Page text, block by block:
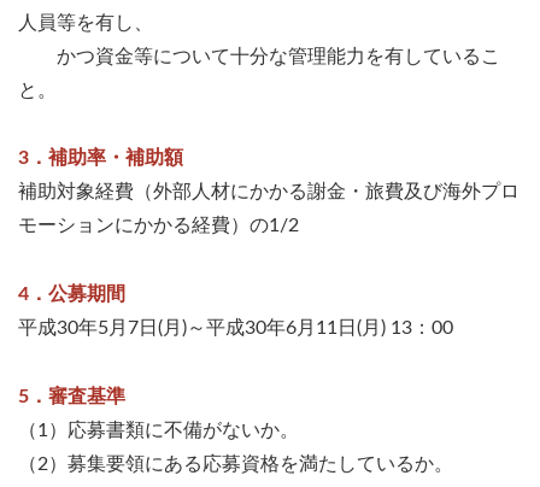
人員等を有し、
かつ資金等について十分な管理能力を有しているこ
と。
3．補助率・補助額
補助対象経費（外部人材にかかる謝金・旅費及び海外プロ
モーションにかかる経費）の1/2
4．公募期間
平成30年5月7日(月)～平成30年6月11日(月) 13：00
5．審査基準
（1）応募書類に不備がないか。
（2）募集要領にある応募資格を満たしているか。